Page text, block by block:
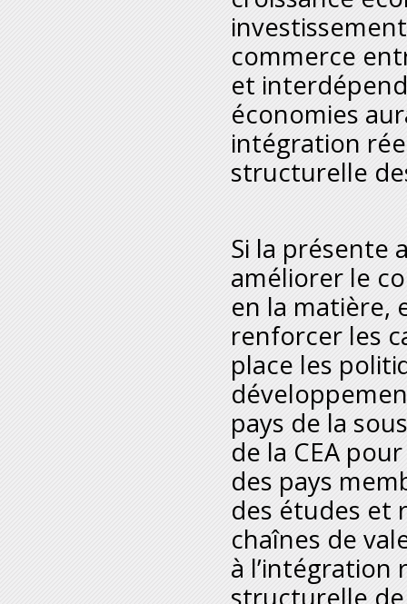
commerce
et
économies
intégration
structurelle
Si la présente
améliorer le
en la matière,
renforcer les
place les
pays de la
de la CEA
des pays
des études et
chaînes de
à